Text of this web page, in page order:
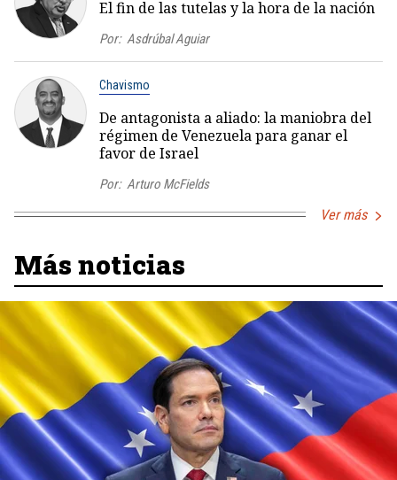
El fin de las tutelas y la hora de la nación
Por: Asdrúbal Aguiar
Chavismo
De antagonista a aliado: la maniobra del
régimen de Venezuela para ganar el
favor de Israel
Por: Arturo McFields
Ver más
Más noticias